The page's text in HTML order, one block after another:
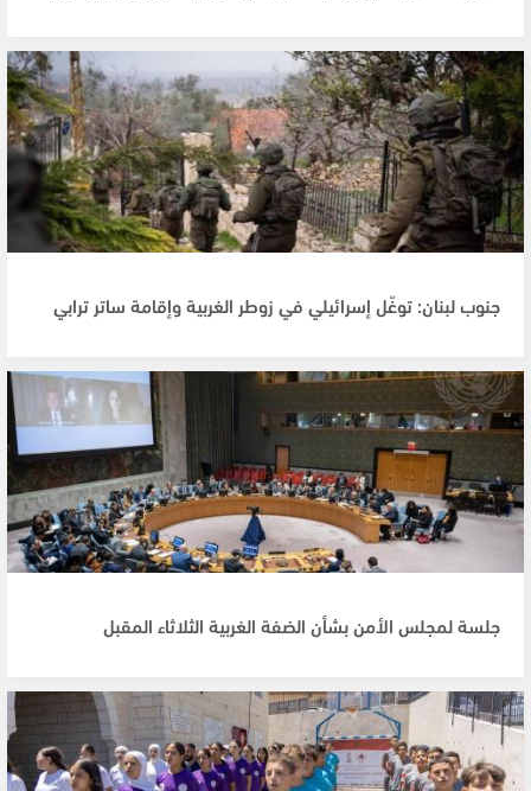
جنوب لبنان: توغّل إسرائيلي في زوطر الغربية وإقامة ساتر ترابي
جلسة لمجلس الأمن بشأن الضفة الغربية الثلاثاء المقبل